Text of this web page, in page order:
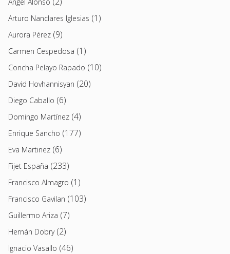
Arturo Nanclares Iglesias (1)
Aurora Pérez (9)
Carmen Cespedosa (1)
Concha Pelayo Rapado (10)
David Hovhannisyan (20)
Diego Caballo (6)
Domingo Martínez (4)
Enrique Sancho (177)
Eva Martinez (6)
Fijet España (233)
Francisco Almagro (1)
Francisco Gavilan (103)
Guillermo Ariza (7)
Hernán Dobry(2)
Ignacio Vasallo (46)